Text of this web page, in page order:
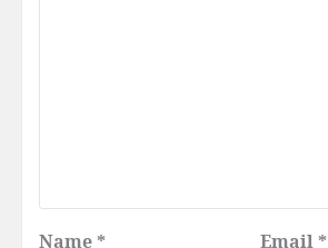
Name * Email *